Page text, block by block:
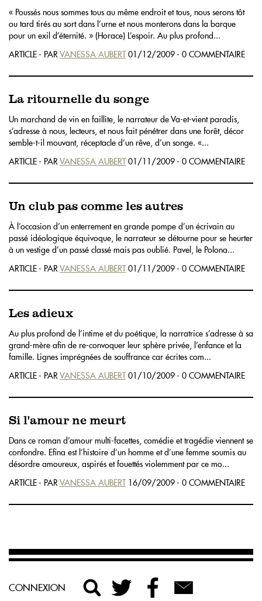
« Poussés nous sommes tous au même endroit et tous, nous serons tôt
ou tard tirés au sort dans l’urne et nous monterons dans la barque
pour un exil d’éternité. » (Horace) L’espoir. Au plus profond...
ARTICLE - PARVANESSA AUBERT01/12/2009 - 0 COMMENTAIRE
La ritournelle du songe
Un marchand de vin en faillite, le narrateur de Va-et-vient paradis,
s’adresse à nous, lecteurs, et nous fait pénétrer dans une forêt, décor
semble-t-il mouvant, réceptacle d’un rêve, d’un songe. «...
ARTICLE - PARVANESSA AUBERT01/11/2009 - 0 COMMENTAIRE
Un club pas comme les autres
À l’occasion d’un enterrement en grande pompe d’un écrivain au
passé idéologique équivoque, le narrateur se détourne pour se heurter
à un vestige d’un passé classé mais pas oublié. Pavel, le Polona...
ARTICLE - PARVANESSA AUBERT01/11/2009 - 0 COMMENTAIRE
Les adieux
Au plus profond de l’intime et du poétique, la narratrice s’adresse à sa
grand-mère afin de re-convoquer leur sphère privée, l’enfance et la
famille. Lignes imprégnées de souffrance car écrites com...
ARTICLE - PARVANESSA AUBERT01/10/2009 - 0 COMMENTAIRE
Si l'amour ne meurt
Dans ce roman d’amour multi-facettes, comédie et tragédie viennent se
confondre. Efina est l’histoire d’un homme et d’une femme soumis au
désordre amoureux, aspirés et fouettés violemment par ce mo...
ARTICLE - PARVANESSA AUBERT16/09/2009 - 0 COMMENTAIRE
CONNEXION